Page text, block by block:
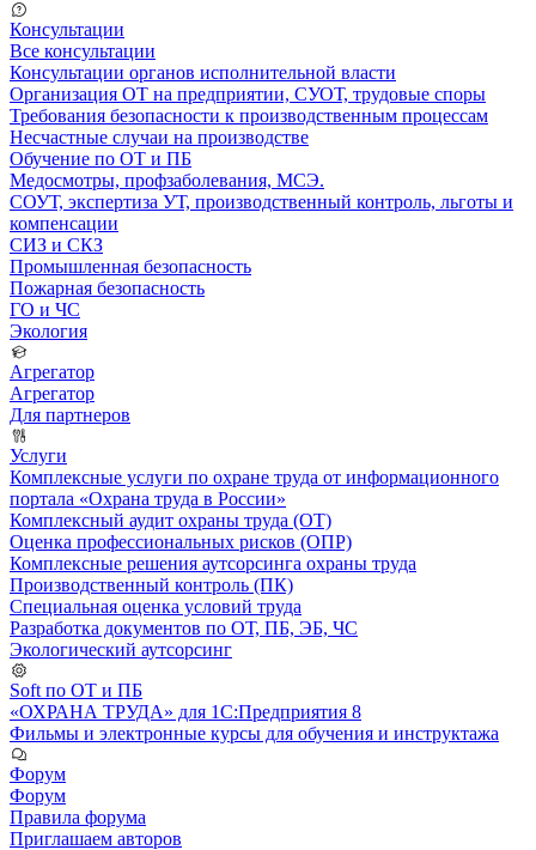
Консультации
Все консультации
Консультации органов исполнительной власти
Организация ОТ на предприятии, СУОТ, трудовые споры
Требования безопасности к производственным процессам
Несчастные случаи на производстве
Обучение по ОТ и ПБ
Медосмотры, профзаболевания, МСЭ.
СОУТ, экспертиза УТ, производственный контроль, льготы и
компенсации
СИЗ и СКЗ
Промышленная безопасность
Пожарная безопасность
ГО и ЧС
Экология
Агрегатор
Агрегатор
Для партнеров
Услуги
Комплексные услуги по охране труда от информационного
портала «Охрана труда в России»
Комплексный аудит охраны труда (ОТ)
Оценка профессиональных рисков (ОПР)
Комплексные решения аутсорсинга охраны труда
Производственный контроль (ПК)
Специальная оценка условий труда
Разработка документов по ОТ, ПБ, ЭБ, ЧС
Экологический аутсорсинг
Soft по ОТ и ПБ
«ОХРАНА ТРУДА» для 1С:Предприятия 8
Фильмы и электронные курсы для обучения и инструктажа
Форум
Форум
Правила форума
Приглашаем авторов